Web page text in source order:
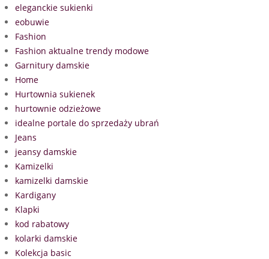
eleganckie sukienki
eobuwie
Fashion
Fashion aktualne trendy modowe
Garnitury damskie
Home
Hurtownia sukienek
hurtownie odzieżowe
idealne portale do sprzedaży ubrań
Jeans
jeansy damskie
Kamizelki
kamizelki damskie
Kardigany
Klapki
kod rabatowy
kolarki damskie
Kolekcja basic